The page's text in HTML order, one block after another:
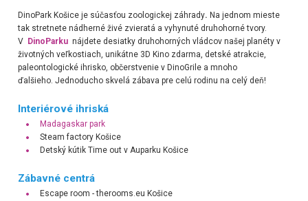
DinoPark Košiceje súčasťou zoologickej záhrady. Na jednom mieste
tak stretnete nádherné živé zvieratá a vyhynuté druhohorné tvory.
V DinoParkunájdete desiatky druhohorných vládcov našej planéty v
životných veľkostiach, unikátne 3D Kino zdarma, detské atrakcie,
paleontologické ihrisko, občerstvenie v DinoGrile a mnoho
ďalšieho. Jednoducho skvelá zábava pre celú rodinu na celý deň!
Interiérové ihriská
Madagaskar park
Steam factory Košice
Detský kútik Time out v Auparku Košice
Zábavné centrá
Escape room - therooms.eu Košice